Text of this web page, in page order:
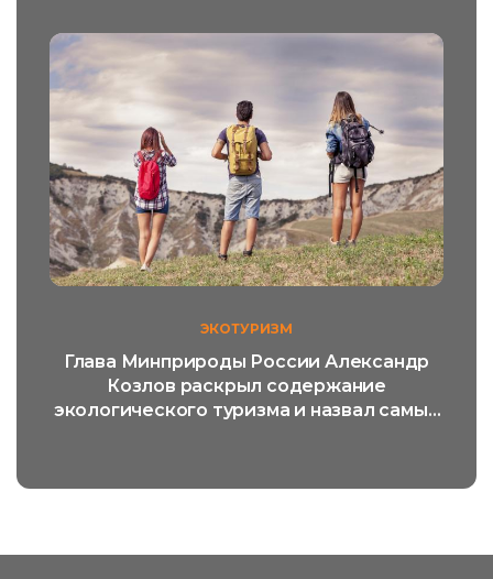
ЭКОТУРИЗМ
Глава Минприроды России Александр
Козлов раскрыл содержание
экологического туризма и назвал самый